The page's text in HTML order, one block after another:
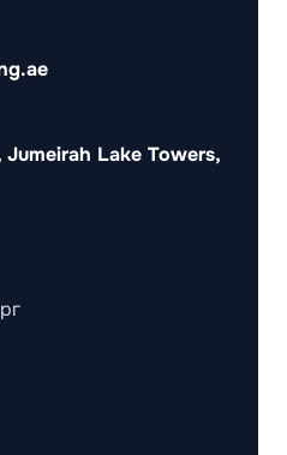
Jumeirah Lake Towers,